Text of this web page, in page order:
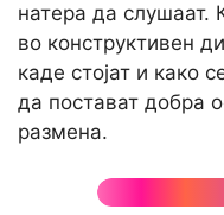
натера да слушаат.
во конструктивен
каде стојат и како
да постават добра
размена.